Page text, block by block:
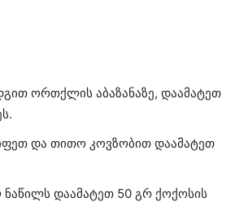
ორთქლის აბაზანაზე, დაამატეთ
და თითო კოვზობით დაამატეთ
დაამატეთ 50 გრ ქოქოსის